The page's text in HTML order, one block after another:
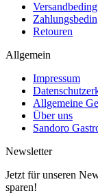
Retouren
Allgemein
Impressum
Allgemeine
Über uns
Sandoro
Newsletter
Jetzt für unseren
sparen!